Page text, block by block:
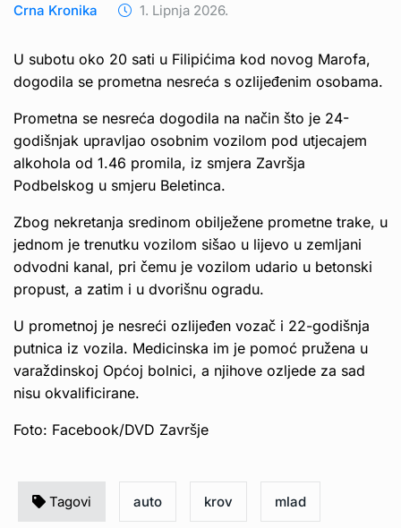
Crna Kronika 1. Lipnja 2026.
U subotu oko 20 sati u Filipićima kod novog Marofa,
dogodila se prometna nesreća s ozlijeđenim osobama.
Prometna se nesreća dogodila na način što je 24-
godišnjak upravljao osobnim vozilom pod utjecajem
alkohola od 1.46 promila, iz smjera Završja
Podbelskog u smjeru Beletinca.
Zbog nekretanja sredinom obilježene prometne trake, u
jednom je trenutku vozilom sišao u lijevo u zemljani
odvodni kanal, pri čemu je vozilom udario u betonski
propust, a zatim i u dvorišnu ogradu.
U prometnoj je nesreći ozlijeđen vozač i 22-godišnja
putnica iz vozila. Medicinska im je pomoć pružena u
varaždinskoj Općoj bolnici, a njihove ozljede za sad
nisu okvalificirane.
Foto: Facebook/DVD Završje
Tagovi auto krov mlad